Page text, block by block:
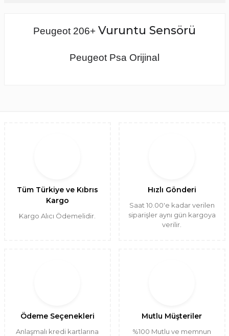
Peugeot 206+ Vuruntu Sensörü
Peugeot Psa Orijinal
Tüm Türkiye ve Kıbrıs
Kargo
Kargo Alıcı Ödemelidir.
Hızlı Gönderi
Saat 10.00'e kadar verilen
siparişler aynı gün kargoya
verilir.
Ödeme Seçenekleri
Anlaşmalı kredi kartlarına
Mutlu Müşteriler
%100 Mutlu ve memnun